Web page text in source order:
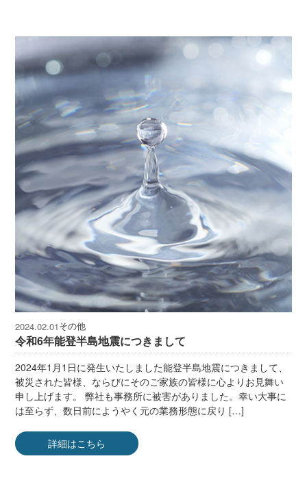
2024.02.01その他
令和6年能登半島地震につきまして
2024年1月1日に発生いたしました能登半島地震につきまして、
被災された皆様、ならびにそのご家族の皆様に心よりお見舞い
申し上げます。 弊社も事務所に被害がありました。幸い大事に
は至らず、数日前にようやく元の業務形態に戻り […]
詳細はこちら